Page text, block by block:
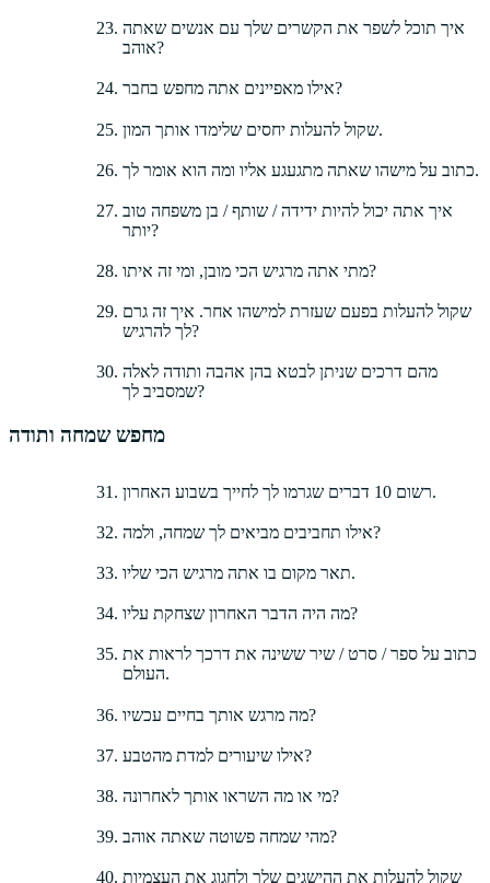
איך תוכל לשפר את הקשרים שלך עם אנשים שאתה
אוהב?
אילו מאפיינים אתה מחפש בחבר?
שקול להעלות יחסים שלימדו אותך המון.
כתוב על מישהו שאתה מתגעגע אליו ומה הוא אומר לך.
איך אתה יכול להיות ידידה / שותף / בן משפחה טוב
יותר?
מתי אתה מרגיש הכי מובן, ומי זה איתו?
שקול להעלות בפעם שעזרת למישהו אחר. איך זה גרם
לך להרגיש?
מהם דרכים שניתן לבטא בהן אהבה ותודה לאלה
שמסביב לך?
מחפש שמחה ותודה
רשום 10 דברים שגרמו לך לחייך בשבוע האחרון.
אילו תחביבים מביאים לך שמחה, ולמה?
תאר מקום בו אתה מרגיש הכי שליו.
מה היה הדבר האחרון שצחקת עליו?
כתוב על ספר / סרט / שיר ששינה את דרכך לראות את
העולם.
מה מרגש אותך בחיים עכשיו?
אילו שיעורים למדת מהטבע?
מי או מה השראו אותך לאחרונה?
מהי שמחה פשוטה שאתה אוהב?
שקול להעלות את ההישגים שלך ולחגוג את העצמיות